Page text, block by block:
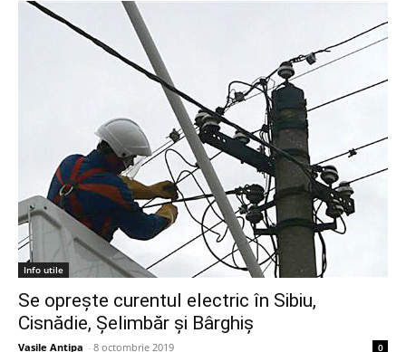
Info utile
Se oprește curentul electric în Sibiu,
Cisnădie, Șelimbăr și Bârghiș
Vasile Antipa - 8 octombrie 2019 0